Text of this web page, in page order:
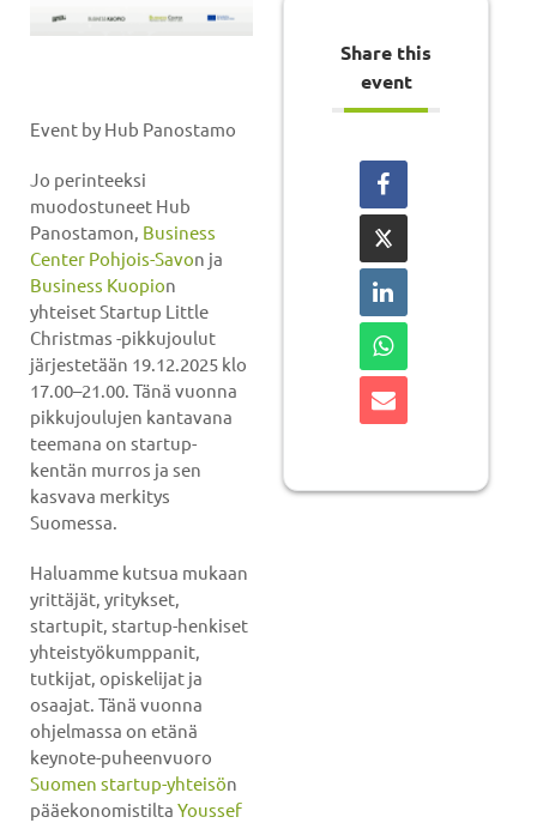
Event by Hub Panostamo
Jo perinteeksi
muodostuneet Hub
Panostamon, Business
Center Pohjois-Savon ja
Business Kuopion
yhteiset Startup Little
Christmas -pikkujoulut
järjestetään 19.12.2025 klo
17.00–21.00. Tänä vuonna
pikkujoulujen kantavana
teemana on startup-
kentän murros ja sen
kasvava merkitys
Suomessa.
Haluamme kutsua mukaan
yrittäjät, yritykset,
startupit, startup-henkiset
yhteistyökumppanit,
tutkijat, opiskelijat ja
osaajat. Tänä vuonna
ohjelmassa on etänä
keynote-puheenvuoro
Suomen startup-yhteisön
pääekonomistilta Youssef
Share this
event